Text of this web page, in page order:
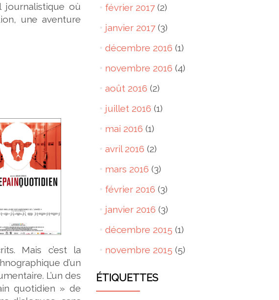
journalistique où
une aventure
Mais c’est la
d’un
L’un des
quotidien » de
février 2017(2)
janvier 2017(3)
décembre 2016 (1)
novembre 2016 (4)
août 2016 (2)
juillet 2016 (1)
mai 2016 (1)
avril 2016 (2)
mars 2016 (3)
février 2016 (3)
janvier 2016 (3)
décembre 2015 (1)
novembre 2015 (5)
ÉTIQUETTES